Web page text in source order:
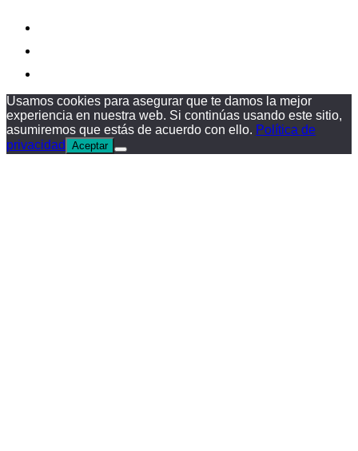
Usamos cookies para asegurar que te damos la mejor
experiencia en nuestra web. Si continúas usando este sitio,
asumiremos que estás de acuerdo con ello. Política de
privacidad
Aceptar